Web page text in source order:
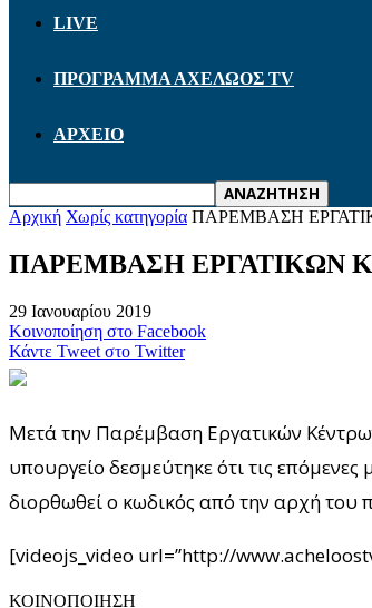
LIVE
ΠΡΟΓΡΑΜΜΑ ΑΧΕΛΩΟΣ TV
ΑΡΧΕΙΟ
Αρχική Χωρίς κατηγορία ΠΑΡΕΜΒΑΣΗ
ΠΑΡΕΜΒΑΣΗ ΕΡΓΑΤΙΚΩΝ
29 Ιανουαρίου 2019
Κοινοποίηση στο Facebook
Κάντε Tweet στο Twitter
Μετά την Παρέμβαση Εργατικών
υπουργείο δεσμεύτηκε ότι τις
διορθωθεί ο κωδικός από την αρχή του
[videojs_video url=”http://
ΚΟΙΝΟΠΟΙΗΣΗ